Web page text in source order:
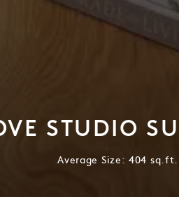
STUDIO
Average Size: 404